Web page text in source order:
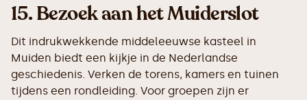
15.Bezoek aan het Muiderslot
Dit indrukwekkende middeleeuwse kasteel in
Muiden biedt een kijkje in de Nederlandse
geschiedenis. Verken de torens, kamers en tuinen
tijdens een rondleiding. Voor groepen zijn er